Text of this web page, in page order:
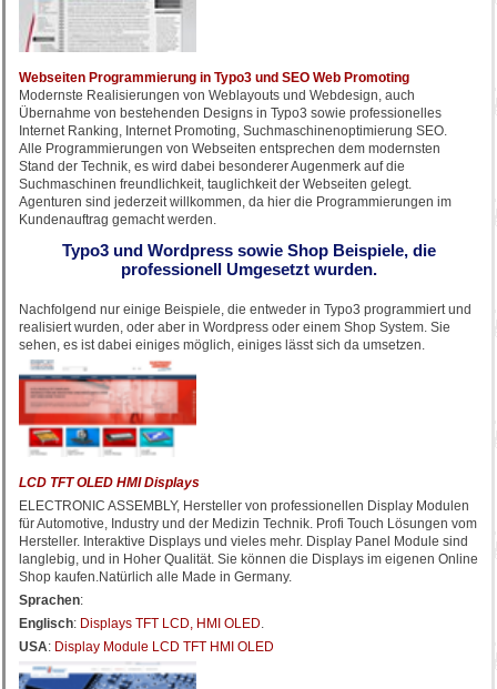
Webseiten Programmierung in Typo3 und SEO Web Promoting
Modernste Realisierungen von Weblayouts und Webdesign, auch
Übernahme von bestehenden Designs in Typo3 sowie professionelles
Internet Ranking, Internet Promoting, Suchmaschinenoptimierung SEO.
Alle Programmierungen von Webseiten entsprechen dem modernsten
Stand der Technik, es wird dabei besonderer Augenmerk auf die
Suchmaschinen freundlichkeit, tauglichkeit der Webseiten gelegt.
Agenturen sind jederzeit willkommen, da hier die Programmierungen im
Kundenauftrag gemacht werden.
Typo3 und Wordpress sowie Shop Beispiele, die
professionell Umgesetzt wurden.
Nachfolgend nur einige Beispiele, die entweder in Typo3 programmiert und
realisiert wurden, oder aber in Wordpress oder einem Shop System. Sie
sehen, es ist dabei einiges möglich, einiges lässt sich da umsetzen.
LCD TFT OLED HMI Displays
ELECTRONIC ASSEMBLY, Hersteller von professionellen Display Modulen
für Automotive, Industry und der Medizin Technik. Profi Touch Lösungen vom
Hersteller. Interaktive Displays und vieles mehr. Display Panel Module sind
langlebig, und in Hoher Qualität. Sie können die Displays im eigenen Online
Shop kaufen.Natürlich alle Made in Germany.
Sprachen:
Englisch: Displays TFT LCD, HMI OLED.
USA: Display Module LCD TFT HMI OLED